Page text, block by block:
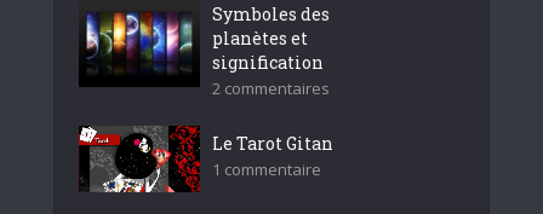
Symboles des
planètes et
signification
2 commentaires
Le Tarot Gitan
1 commentaire